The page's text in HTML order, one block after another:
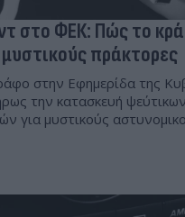
στο ΦΕΚ: Πώς το
πράκτορες
στην Εφημερίδα της
την κατασκευή
για μυστικούς